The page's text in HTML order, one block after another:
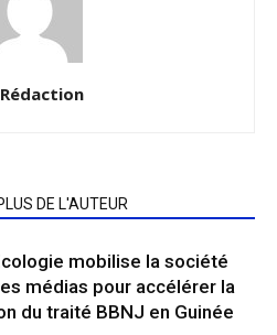
DE L'AUTEUR
mobilise la société
médias pour accélérer la
du traité BBNJ en Guinée